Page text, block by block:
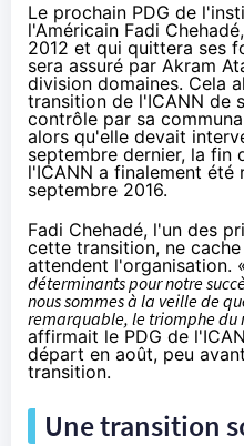
Le prochain PDG de
l'Américain Fadi
2012 et qui quittera ses
sera assuré par Akram
division domaines. Cela
transition de l'ICANN de
contrôle par sa
alors qu'elle devait
septembre dernier, la fin
l'ICANN a finalement été
septembre 2016.
Fadi Chehadé, l'un des
cette transition, ne
attendent l'organisation.
déterminants pour notre
nous sommes à la veille de
remarquable, le triomphe
affirmait le PDG de
départ en août, peu
transition.
Une transition